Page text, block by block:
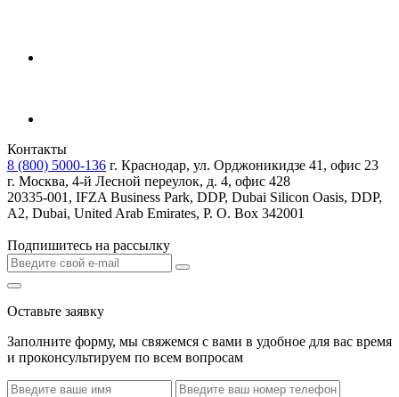
Контакты
8 (800) 5000-136 г. Краснодар, ул. Орджоникидзе 41, офис 23
г. Москва, 4-й Лесной переулок, д. 4, офис 428
20335-001, IFZA Business Park, DDP, Dubai Silicon Oasis, DDP,
A2, Dubai, United Arab Emirates, P. O. Box 342001
Подпишитесь на рассылку
Оставьте заявку
Заполните форму, мы свяжемся с вами в удобное для вас время
и проконсультируем по всем вопросам